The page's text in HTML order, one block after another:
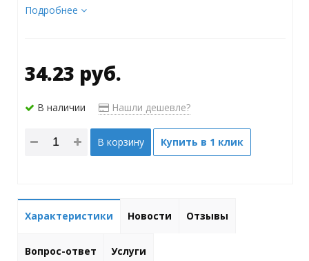
Подробнее
34.23 руб.
В наличии Нашли дешевле?
В корзину Купить в 1 клик
Характеристики Новости Отзывы
Вопрос-ответ Услуги